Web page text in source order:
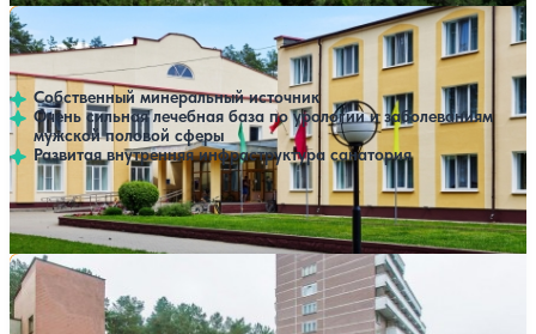
Санаторий Рассвет-Любань
4.5187 отзывов
Минская область
Собственный минеральный источник
Очень сильная лечебная база по урологии и заболеваниям
мужской половой сферы
Развитая внутренняя инфраструктура санатория
Профилей лечения:5 Крытый бассейн SPA
Нет цен или свободных мест на выбранные даты
Выбрать другой вариант
Санаторий Пралеска
4.1 229 отзывов
Минская область
Нет цен или свободных мест на выбранные даты
Выбрать другой вариант